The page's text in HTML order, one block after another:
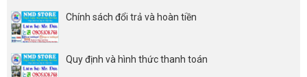
Chính sách đổi trả và hoàn tiền
Quy định và hình thức thanh toán